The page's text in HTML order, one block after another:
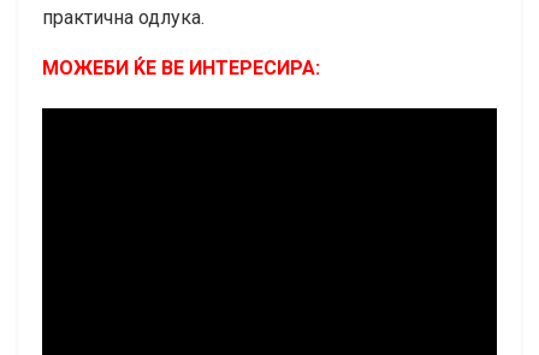
практична одлука.
МОЖЕБИ ЌЕ ВЕ ИНТЕРЕСИРА: